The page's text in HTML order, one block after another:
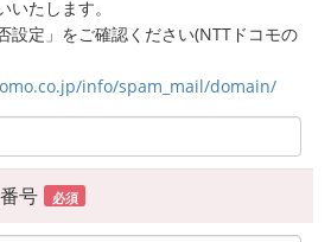
いたします。
設定」をご確認ください(NTTドコモの
info/spam_mail/domain/
号 必須